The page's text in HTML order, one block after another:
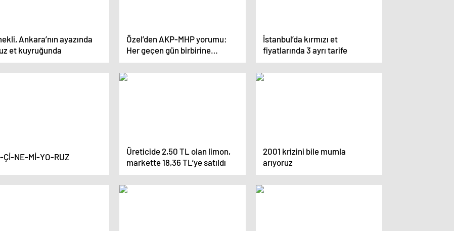
Ankara’nın ayazında
et kuyruğunda
Özel’den AKP-MHP yorumu:
Her geçen gün birbirine
benziyorlar
İstanbul’da kırmızı et
fiyatlarında 3 ayrı tarife
Çİ-NE-Mİ-YO-RUZ
Üreticide 2,50 TL olan limon,
markette 18,36 TL’ye satıldı
2001 krizini bile mumla
arıyoruz